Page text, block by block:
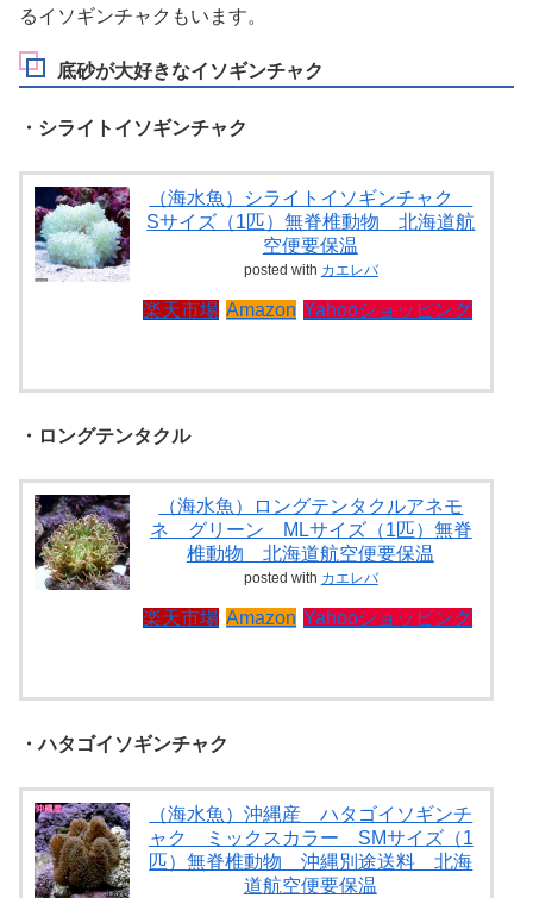
るイソギンチャクもいます。
底砂が大好きなイソギンチャク
・シライトイソギンチャク
（海水魚）シライトイソギンチャク
Sサイズ（1匹）無脊椎動物 北海道航
空便要保温
posted with カエレバ
楽天市場 Amazon Yahooショッピング
・ロングテンタクル
（海水魚）ロングテンタクルアネモ
ネ グリーン MLサイズ（1匹）無脊
椎動物 北海道航空便要保温
posted with カエレバ
楽天市場 Amazon Yahooショッピング
・ハタゴイソギンチャク
（海水魚）沖縄産 ハタゴイソギンチ
ャク ミックスカラー SMサイズ（1
匹）無脊椎動物 沖縄別途送料 北海
道航空便要保温